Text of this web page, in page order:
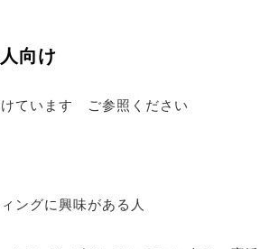
向け
ています ご参照ください
ングに興味がある人